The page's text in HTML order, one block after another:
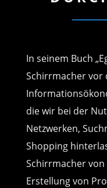
In seinem Buch
Schirrmacher vor
die wir bei der
Netzwerken,
Shopping
Schirrmacher
Erstellung von